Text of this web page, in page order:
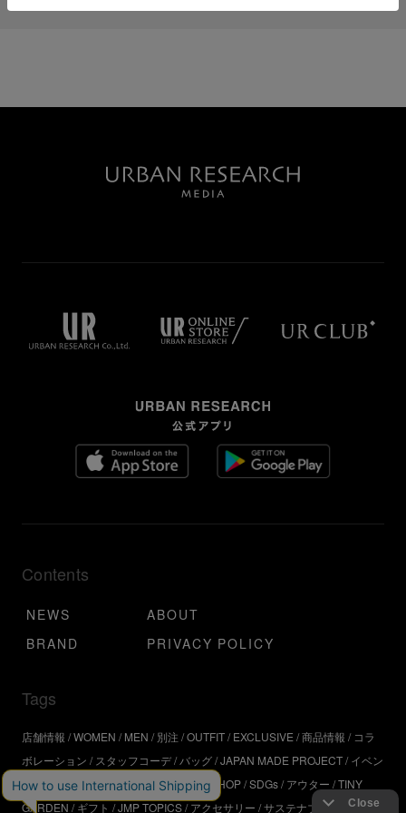
Contents
NEWS
ABOUT
BRAND
PRIVACY POLICY
Tags
店舗情報 WOMEN MEN 別注 OUTFIT EXCLUSIVE 商品情報
コラ
ボレーション
スタッフコーデ バッグ JAPAN MADE PROJECT イベン
ト アウトドア インタビュー WORKSHOP SDGs アウター TINY
GARDEN
ギフト JMP TOPICS アクセサリー サステナブル UR